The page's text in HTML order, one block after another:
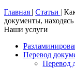
Главная | Статьи |
документы,
Наши услуги
Перевод
Перевод